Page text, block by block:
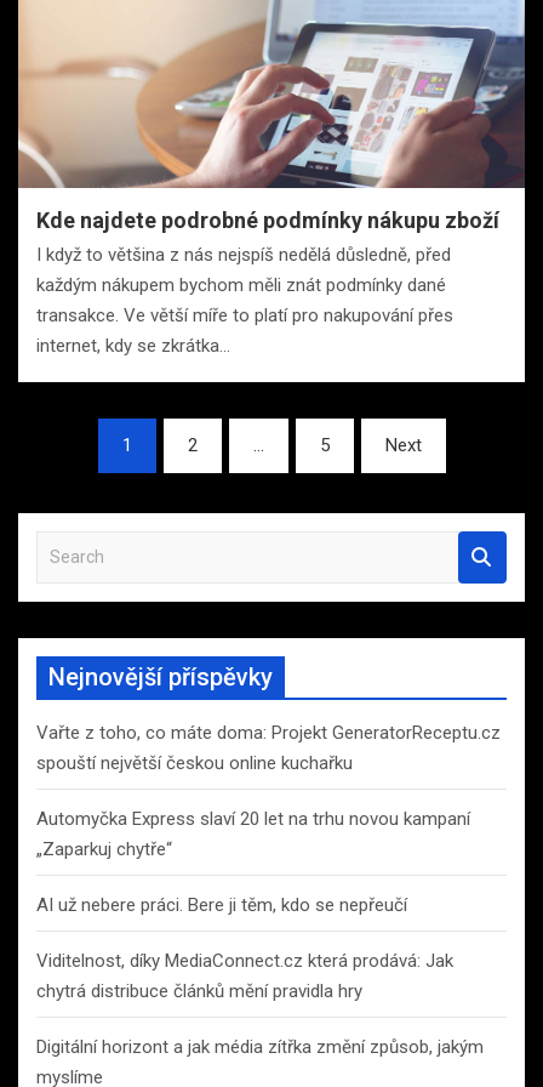
Kde najdete podrobné podmínky nákupu zboží
I když to většina z nás nejspíš nedělá důsledně, před
každým nákupem bychom měli znát podmínky dané
transakce. Ve větší míře to platí pro nakupování přes
internet, kdy se zkrátka…
Stránkování
příspěvků
1 2 … 5 Next
a
r
h
Nejnovější příspěvky
Vařte z toho, co máte doma: Projekt GeneratorReceptu.cz
spouští největší českou online kuchařku
Automyčka Express slaví 20 let na trhu novou kampaní
„Zaparkuj chytře“
AI už nebere práci. Bere ji těm, kdo se nepřeučí
Viditelnost, díky MediaConnect.cz která prodává: Jak
chytrá distribuce článků mění pravidla hry
Digitální horizont a jak média zítřka změní způsob, jakým
myslíme